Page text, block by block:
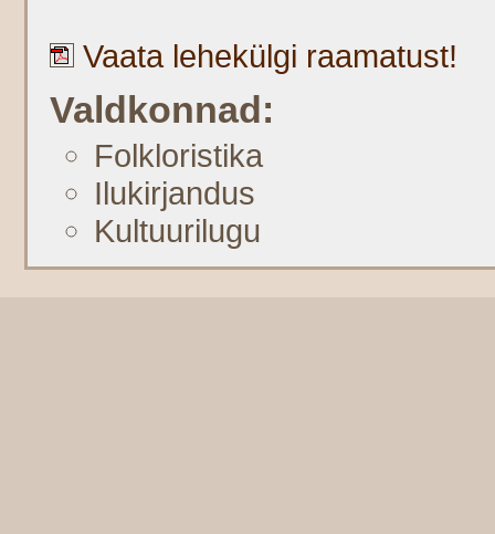
Vaata lehekülgi raamatust!
Valdkonnad:
Folkloristika
Ilukirjandus
Kultuurilugu